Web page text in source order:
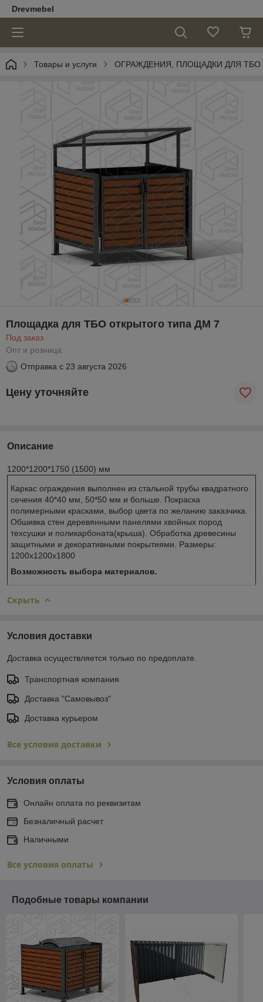
Drevmebel
Товары и услуги ОГРАЖДЕНИЯ, ПЛОЩАДКИ ДЛЯ ТБО
Площадка для ТБО открытого типа ДМ 7
Под заказ
Опт и розница
Отправка с 23 августа 2026
Цену уточняйте
Описание
1200*1200*1750 (1500) мм
Каркас ограждения выполнен из стальной трубы квадратного
сечения 40*40 мм, 50*50 мм и больше. Покраска
полимерными красками, выбор цвета по желанию заказчика.
Обшивка стен деревянными панелями хвойных пород
техсушки и поликарбоната(крыша). Обработка древесины
защитными и декоративными покрытиями. Размеры:
1200х1200х1800
Возможность выбора материалов.
Скрыть
Условия доставки
Доставка осуществляется только по предоплате.
Транспортная компания
Доставка "Самовывоз"
Доставка курьером
Все условия доставки
Условия оплаты
Онлайн оплата по реквизитам
Безналичный расчет
Наличными
Все условия оплаты
Подобные товары компании